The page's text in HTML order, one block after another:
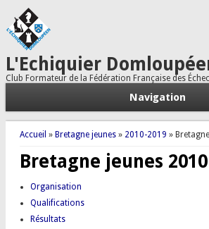
L'Echiquier
Club Formateur de la Fédération Française des
Navigation
Vous êtes ici
Accueil » Bretagne jeunes» 2010-2019 »
Bretagne jeunes
Organisation
Qualifications
Résultats